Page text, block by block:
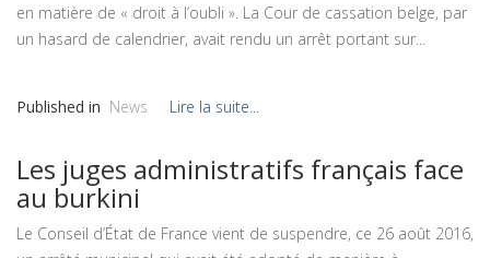
en matière de « droit à l’oubli ». La Cour de cassation belge, par
un hasard de calendrier, avait rendu un arrêt portant sur...
Published in News Lire la suite...
Les juges administratifs français face
au burkini
Le Conseil d’État de France vient de suspendre, ce 26 août 2016,